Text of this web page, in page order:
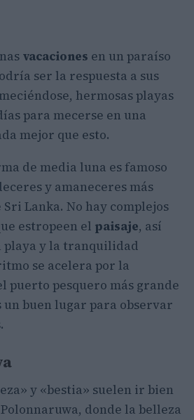
vacaciones en un paraíso
ser la respuesta a sus
hermosas playas
para mecerse en una
mejor que esto.
de media luna es famoso
y amaneceres más
Lanka. No hay complejos
estropeen el paisaje, así
playa y la tranquilidad
se acelera por la
puerto pesquero más grande
un buen lugar para observar
y «bestia» suelen ir bien
donde la belleza